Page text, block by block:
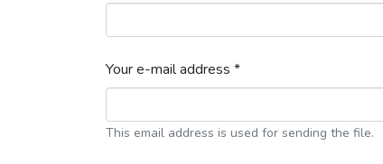
Your e-mail address *
This email address is used for sending the file.